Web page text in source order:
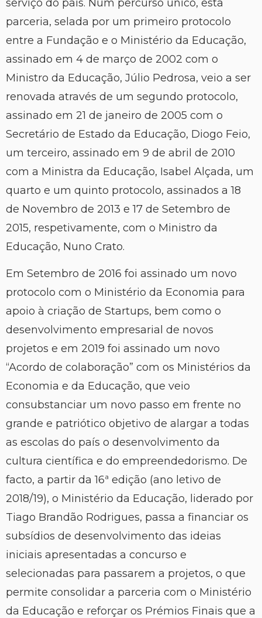
serviço do país. Num percurso único, esta
parceria, selada por um primeiro protocolo
entre a Fundação e o Ministério da Educação,
assinado em 4 de março de 2002 com o
Ministro da Educação, Júlio Pedrosa, veio a ser
renovada através de um segundo protocolo,
assinado em 21 de janeiro de 2005 com o
Secretário de Estado da Educação, Diogo Feio,
um terceiro, assinado em 9 de abril de 2010
com a Ministra da Educação, Isabel Alçada, um
quarto e um quinto protocolo, assinados a 18
de Novembro de 2013 e 17 de Setembro de
2015, respetivamente, com o Ministro da
Educação, Nuno Crato.
Em Setembro de 2016 foi assinado um novo
protocolo com o Ministério da Economia para
apoio à criação de Startups, bem como o
desenvolvimento empresarial de novos
projetos e em 2019 foi assinado um novo
“Acordo de colaboração” com os Ministérios da
Economia e da Educação, que veio
consubstanciar um novo passo em frente no
grande e patriótico objetivo de alargar a todas
as escolas do país o desenvolvimento da
cultura científica e do empreendedorismo. De
facto, a partir da 16ª edição (ano letivo de
2018/19), o Ministério da Educação, liderado por
Tiago Brandão Rodrigues, passa a financiar os
subsídios de desenvolvimento das ideias
iniciais apresentadas a concurso e
selecionadas para passarem a projetos, o que
permite consolidar a parceria com o Ministério
da Educação e reforçar os Prémios Finais que a